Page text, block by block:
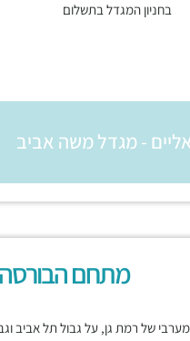
בחניון המגדל בתשלום
- מגדל משה אביב
מתחם הבורסה
של רמת גן, על גבול תל אביב